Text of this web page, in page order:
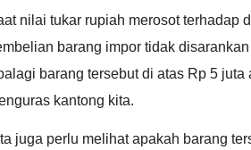
nilai tukar rupiah merosot terhadap
barang impor tidak
barang tersebut di atas Rp 5 juta
kantong kita.
juga perlu melihat apakah barang